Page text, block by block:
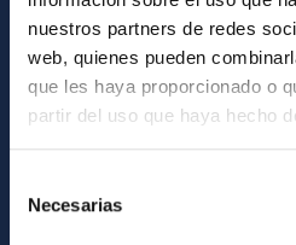
nuestros partners de redes
web, quienes pueden
que les haya proporcionado o
partir del uso que haya hecho
Necesarias
Contact
How to get to the IAC
List of personnel
Library
General register